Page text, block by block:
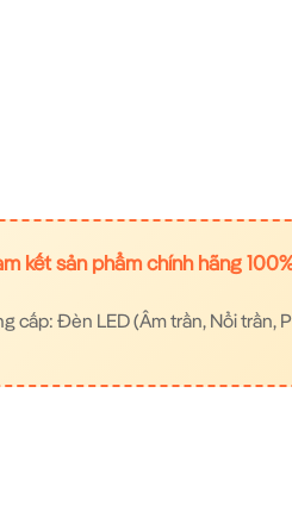
kết sản phẩm chính hãng
cấp: Đèn LED (Âm trần, Nổi trần,